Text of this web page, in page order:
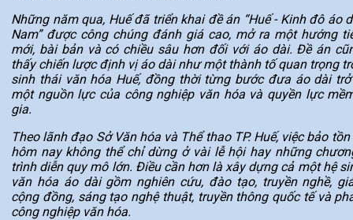
Những năm qua, Huế đã triển khai đề án “Huế - Kinh đô áo
Nam” được công chúng đánh giá cao, mở ra một hướng
mới, bài bản và có chiều sâu hơn đối với áo dài. Đề án
thấy chiến lược định vị áo dài như một thành tố quan trọng
sinh thái văn hóa Huế, đồng thời từng bước đưa áo dài
một nguồn lực của công nghiệp văn hóa và quyền lực
gia.
Theo lãnh đạo Sở Văn hóa và Thể thao TP. Huế, việc bảo
hôm nay không thể chỉ dừng ở vài lễ hội hay những
trình diễn quy mô lớn. Điều cần hơn là xây dựng cả một hệ
văn hóa áo dài gồm nghiên cứu, đào tạo, truyền nghề,
cộng đồng, sáng tạo nghệ thuật, truyền thông quốc tế và
công nghiệp văn hóa.